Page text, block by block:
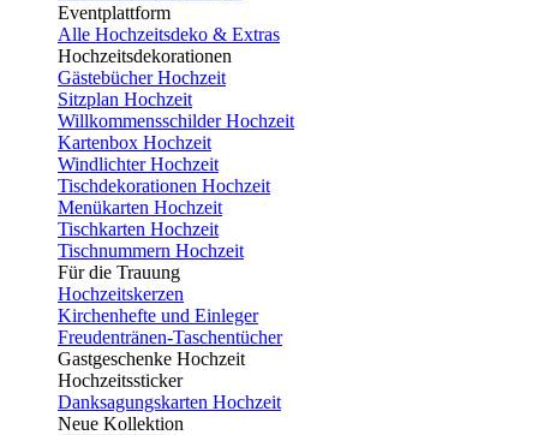
Eventplattform
Alle Hochzeitsdeko & Extras
Hochzeitsdekorationen
Gästebücher Hochzeit
Sitzplan Hochzeit
Willkommensschilder Hochzeit
Kartenbox Hochzeit
Windlichter Hochzeit
Tischdekorationen Hochzeit
Menükarten Hochzeit
Tischkarten Hochzeit
Tischnummern Hochzeit
Für die Trauung
Hochzeitskerzen
Kirchenhefte und Einleger
Freudentränen-Taschentücher
Gastgeschenke Hochzeit
Hochzeitssticker
Danksagungskarten Hochzeit
Neue Kollektion